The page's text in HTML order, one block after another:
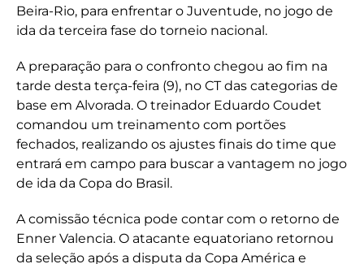
Beira-Rio, para enfrentar o Juventude, no jogo de
ida da terceira fase do torneio nacional.
A preparação para o confronto chegou ao fim na
tarde desta terça-feira (9), no CT das categorias de
base em Alvorada. O treinador Eduardo Coudet
comandou um treinamento com portões
fechados, realizando os ajustes finais do time que
entrará em campo para buscar a vantagem no jogo
de ida da Copa do Brasil.
A comissão técnica pode contar com o retorno de
Enner Valencia. O atacante equatoriano retornou
da seleção após a disputa da Copa América e